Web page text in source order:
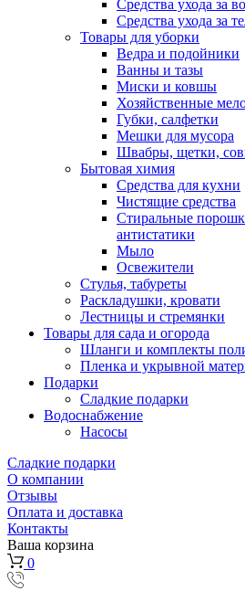
Средства ухода за
Средства ухода за
Товары для уборки
Ведра и подойники
Ванны и тазы
Миски и ковшы
Хозяйственные
Губки, салфетки
Мешки для мусора
Швабры, щетки,
Бытовая химия
Средства для кухни
Чистящие средства
Стиральные
антистатики
Мыло
Освежители
Стулья, табуреты
Раскладушки, кровати
Лестницы и стремянки
Товары для сада и огорода
Шланги и комплекты
Пленка и укрывной
Подарки
Cладкие подарки
Водоснабжение
Насосы
Сладкие подарки
О компании
Отзывы
Оплата и доставка
Контакты
Ваша корзина
0